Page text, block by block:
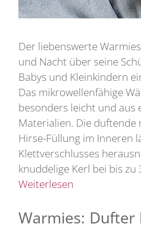
Der liebenswerte
und Nacht über seine
Babys und Kleinkindern
Das mikrowellenfähige
besonders leicht und aus
Materialien. Die duftende
Hirse-Füllung im Inneren
Klettverschlusses
knuddelige Kerl bei bis
Weiterlesen
Warmies: Dufter